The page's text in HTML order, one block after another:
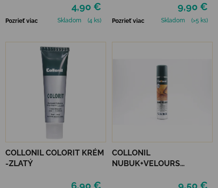
4,90 €
Pozrieť viac Skladom (4 ks)
9,90 €
Pozrieť viac Skladom (>5 ks)
COLLONIL COLORIT KRÉM
-ZLATÝ
6,90 €
COLLONIL
NUBUK+VELOURS
9,50 €